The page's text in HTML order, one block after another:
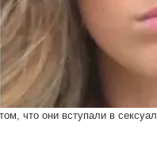
что они вступали в